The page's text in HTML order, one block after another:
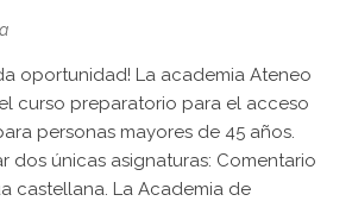
oportunidad! La academia Ateneo
curso preparatorio para el acceso
personas mayores de 45 años.
dos únicas asignaturas: Comentario
castellana. La Academia de